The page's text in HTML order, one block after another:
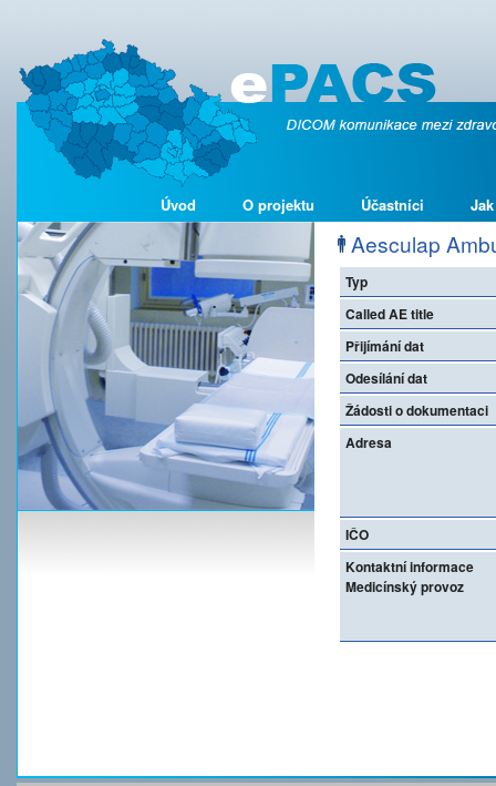
Úvod O projektu Účastníci
Aesculap
Typ
Called AE title
Přijímání dat
Odesílání dat
Žádosti o dokumentaci
Adresa
IČO
Kontaktní informace
Medicínský provoz